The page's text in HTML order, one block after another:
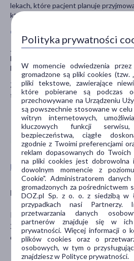
Pokaż wszystkie produkty BOIRON
Podmiot odpowiedzialny
BOIRON SA
2 avenue de l’Ouest Lyonnais
69510 Messimy, Francja
lekach, które pacjent planuje
które wydawane są bez recepty.
Ciąża i karmienie piersią
Jeśli pacjentka jest w ciąży lub karmi
być w ciąży lub gdy planuje mieć
lekarza lub farmaceuty przed
Ze względu na obecność kwasu
stosowania leku podczas ciąży i w
Polityka prywatności
W momencie odwiedzenia
gromadzone są pliki cookies (tzw.
pliki tekstowe, zawierające
które pobierane są podczas
przechowywane na Urządzeniu
są powszechnie stosowane w celu
witryn internetowych,
kluczowych funkcji
bezpieczeństwa, ciągłe
zgodnie z Twoimi preferencjami
reklam dopasowanych do Twoich
na pliki cookies jest dobrowolna
dowolnym momencie z
Cookie". Administratorem
gromadzonych za pośrednictwem
DOZ.pl Sp. z o. o. z siedzibą w
przypadkach nasi Partnerzy.
przetwarzania danych
partnerów znajduje się w
prywatności. Więcej informacji o
plików cookies oraz o
osobowych, w tym o
znajdziesz w Polityce prywatności.